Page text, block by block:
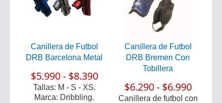
Canillera de Futbol
DRB Barcelona Metal
$5.990 - $8.390
Tallas: M - S - XS.
Marca: Dribbling.
Canillera de Futbol
DRB Bremen Con
Tobillera
$6.290 - $6.990
Canillera de futbol con